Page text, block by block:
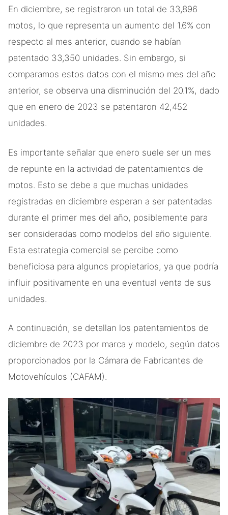
En diciembre, se registraron un total de 33,896
motos, lo que representa un aumento del 1.6% con
respecto al mes anterior, cuando se habían
patentado 33,350 unidades. Sin embargo, si
comparamos estos datos con el mismo mes del año
anterior, se observa una disminución del 20.1%, dado
que en enero de 2023 se patentaron 42,452
unidades.
Es importante señalar que enero suele ser un mes
de repunte en la actividad de patentamientos de
motos. Esto se debe a que muchas unidades
registradas en diciembre esperan a ser patentadas
durante el primer mes del año, posiblemente para
ser consideradas como modelos del año siguiente.
Esta estrategia comercial se percibe como
beneficiosa para algunos propietarios, ya que podría
influir positivamente en una eventual venta de sus
unidades.
A continuación, se detallan los patentamientos de
diciembre de 2023 por marca y modelo, según datos
proporcionados por la Cámara de Fabricantes de
Motovehículos (CAFAM).